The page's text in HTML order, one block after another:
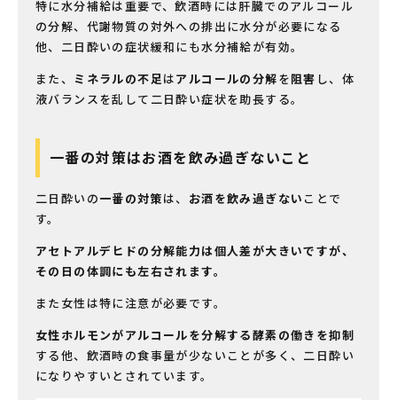
特に水分補給は重要で、飲酒時には肝臓でのアルコール
の分解、代謝物質の対外への排出に水分が必要になる
他、二日酔いの症状緩和にも水分補給が有効。
また、 ミネラルの不足はアルコールの分解を阻害 し、体
液バランスを乱して二日酔い症状を助長する。
一番の対策はお酒を飲み過ぎないこと
二日酔いの一番の対策は、 お酒を飲み過ぎない ことで
す。
アセトアルデヒドの分解能力は個人差が大きいですが、
その日の体調にも左右されます。
また女性は特に注意が必要です。
女性ホルモンがアルコールを分解する酵素の働きを抑制
する他、飲酒時の食事量が少ないことが多く、二日酔い
になりやすいとされています。